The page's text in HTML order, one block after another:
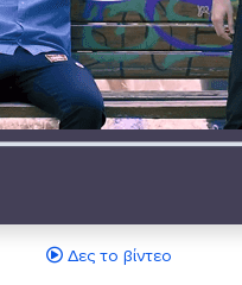
Δες το βίντεο